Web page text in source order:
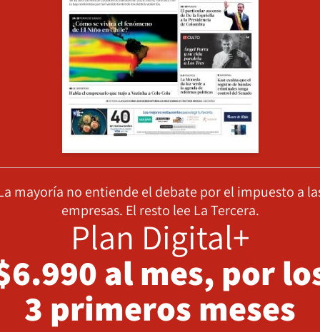
mayoría no entiende el debate por el impuesto a
empresas. El resto lee La Tercera.
Plan Digital+
al mes, por
3 primeros meses